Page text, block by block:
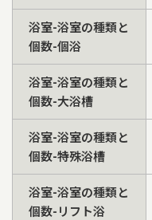
浴室-浴室の種類と
個数-個浴
浴室-浴室の種類と
個数-大浴槽
浴室-浴室の種類と
個数-特殊浴槽
浴室-浴室の種類と
個数-リフト浴